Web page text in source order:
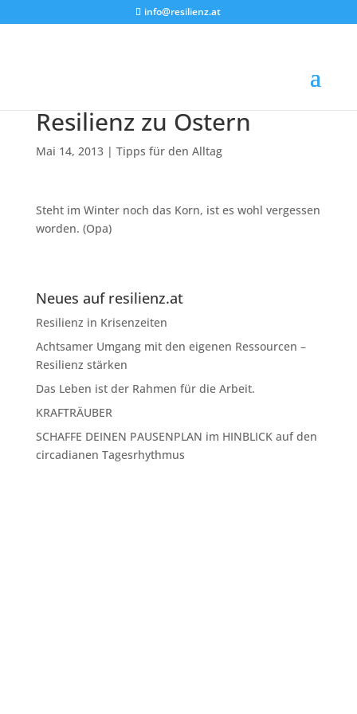
info@resilienz.at
Resilienz zu Ostern
Mai 14, 2013| Tipps für den Alltag
Steht im Winter noch das Korn, ist es wohl vergessen
worden. (Opa)
Neues auf resilienz.at
Resilienz in Krisenzeiten
Achtsamer Umgang mit den eigenen Ressourcen –
Resilienz stärken
Das Leben ist der Rahmen für die Arbeit.
KRAFTRÄUBER
SCHAFFE DEINEN PAUSENPLAN im HINBLICK auf den
circadianen Tagesrhythmus